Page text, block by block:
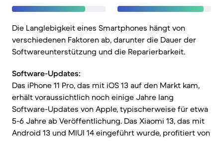
Die Langlebigkeit eines Smartphones hängt von
verschiedenen Faktoren ab, darunter die Dauer der
Softwareunterstützung und die Reparierbarkeit.
Software-Updates:
Das iPhone 11 Pro, das mit iOS 13 auf den Markt kam,
erhält voraussichtlich noch einige Jahre lang
Software-Updates von Apple, typischerweise für etwa
5-6 Jahre ab Veröffentlichung. Das Xiaomi 13, das mit
Android 13 und MIUI 14 eingeführt wurde, profitiert von